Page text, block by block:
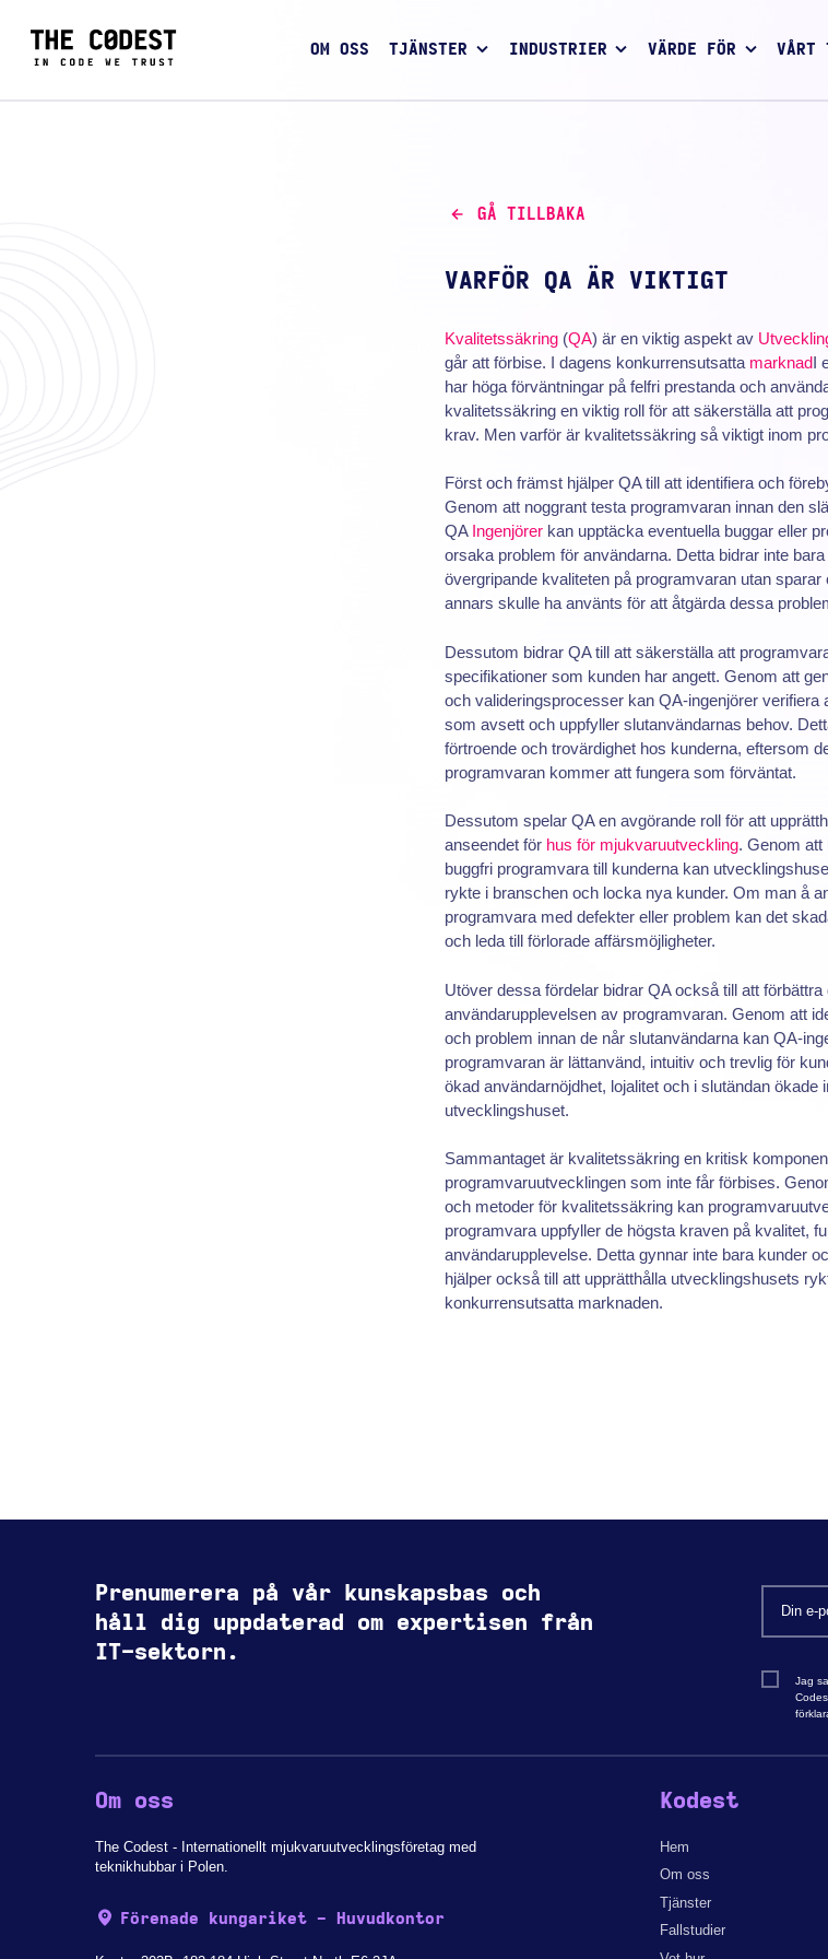
OM OSS TJÄNSTER INDUSTRIER VÄRDE FÖR VÅRT
GÅ TILLBAKA
VARFÖR QA ÄR VIKTIGT
Kvalitetssäkring(QA) är en viktig aspekt av
går att förbise. I dagens konkurrensutsatta marknadI
har höga förväntningar på felfri prestanda och
kvalitetssäkring en viktig roll för att säkerställa att
krav. Men varför är kvalitetssäkring så viktigt inom
Först och främst hjälper QA till att identifiera och
Genom att noggrant testa programvaran innan den
QA Ingenjörerkan upptäcka eventuella buggar eller
orsaka problem för användarna. Detta bidrar inte
övergripande kvaliteten på programvaran utan
annars skulle ha använts för att åtgärda dessa
Dessutom bidrar QA till att säkerställa att
specifikationer som kunden har angett. Genom att
och valideringsprocesser kan QA-ingenjörer verifiera
som avsett och uppfyller slutanvändarnas behov.
förtroende och trovärdighet hos kunderna, eftersom
programvaran kommer att fungera som förväntat.
Dessutom spelar QA en avgörande roll för att
anseendet för hus för mjukvaruutveckling. Genom att
buggfri programvara till kunderna kan
rykte i branschen och locka nya kunder. Om man å
programvara med defekter eller problem kan det
och leda till förlorade affärsmöjligheter.
Utöver dessa fördelar bidrar QA också till att förbättra
användarupplevelsen av programvaran. Genom att
och problem innan de når slutanvändarna kan QA-
programvaran är lättanvänd, intuitiv och trevlig för
ökad användarnöjdhet, lojalitet och i slutändan ökade
utvecklingshuset.
Sammantaget är kvalitetssäkring en kritisk
programvaruutvecklingen som inte får förbises.
och metoder för kvalitetssäkring kan
programvara uppfyller de högsta kraven på kvalitet,
användarupplevelse. Detta gynnar inte bara kunder
hjälper också till att upprätthålla utvecklingshusets
konkurrensutsatta marknaden.
Prenumerera på vår kunskapsbas och
håll dig uppdaterad om expertisen från
IT-sektorn.
Jag
Om oss
The Codest - Internationellt mjukvaruutvecklingsföretag med
teknikhubbar i Polen.
Förenade kungariket - Huvudkontor
Kodest
Hem
Om oss
Tjänster
Fallstudier